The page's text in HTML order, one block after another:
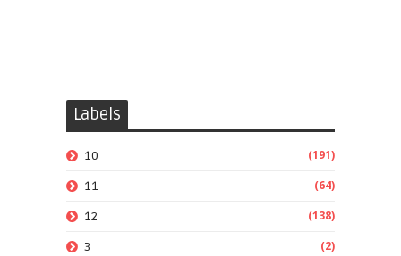
Labels
10 (191)
11 (64)
12 (138)
3 (2)